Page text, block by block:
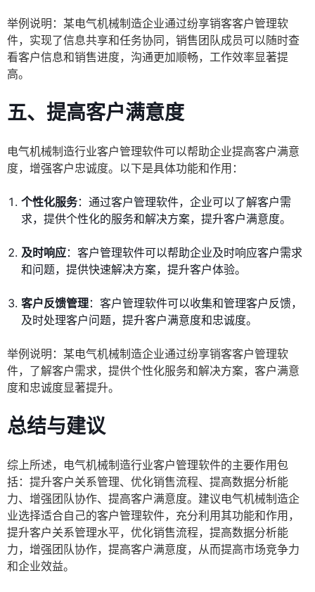
举例说明：某电气机械制造企业通过纷享销客客户管理软
件，实现了信息共享和任务协同，销售团队成员可以随时查
看客户信息和销售进度，沟通更加顺畅，工作效率显著提
高。
五、提高客户满意度
电气机械制造行业客户管理软件可以帮助企业提高客户满意
度，增强客户忠诚度。以下是具体功能和作用：
个性化服务：通过客户管理软件，企业可以了解客户需
求，提供个性化的服务和解决方案，提升客户满意度。
及时响应：客户管理软件可以帮助企业及时响应客户需求
和问题，提供快速解决方案，提升客户体验。
客户反馈管理：客户管理软件可以收集和管理客户反馈，
及时处理客户问题，提升客户满意度和忠诚度。
举例说明：某电气机械制造企业通过纷享销客客户管理软
件，了解客户需求，提供个性化服务和解决方案，客户满意
度和忠诚度显著提升。
总结与建议
综上所述，电气机械制造行业客户管理软件的主要作用包
括：提升客户关系管理、优化销售流程、提高数据分析能
力、增强团队协作、提高客户满意度。建议电气机械制造企
业选择适合自己的客户管理软件，充分利用其功能和作用，
提升客户关系管理水平，优化销售流程，提高数据分析能
力，增强团队协作，提高客户满意度，从而提高市场竞争力
和企业效益。